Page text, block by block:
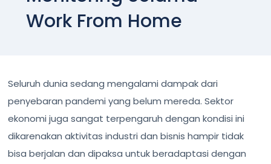
Work From Home
Seluruh dunia sedang mengalami dampak dari
penyebaran pandemi yang belum mereda. Sektor
ekonomi juga sangat terpengaruh dengan kondisi ini
dikarenakan aktivitas industri dan bisnis hampir tidak
bisa berjalan dan dipaksa untuk beradaptasi dengan